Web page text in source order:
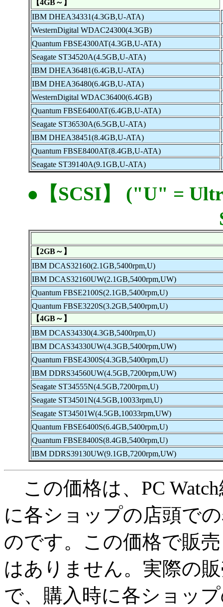
【4GB～】
IBM DHEA34331(4.3GB,U-ATA)
WesternDigital WDAC24300(4.3GB)
Quantum FBSE4300AT(4.3GB,U-ATA)
Seagate ST34520A(4.5GB,U-ATA)
IBM DHEA36481(6.4GB,U-ATA)
IBM DHEA36480(6.4GB,U-ATA)
WesternDigital WDAC36400(6.4GB)
Quantum FBSE6400AT(6.4GB,U-ATA)
Seagate ST36530A(6.5GB,U-ATA)
IBM DHEA38451(8.4GB,U-ATA)
Quantum FBSE8400AT(8.4GB,U-ATA)
Seagate ST39140A(9.1GB,U-ATA)
●【SCSI】 ("U" =
【2GB～】
IBM DCAS32160(2.1GB,5400rpm,U)
IBM DCAS32160UW(2.1GB,5400rpm,UW)
Quantum FBSE2100S(2.1GB,5400rpm,U)
Quantum FBSE3220S(3.2GB,5400rpm,U)
【4GB～】
IBM DCAS34330(4.3GB,5400rpm,U)
IBM DCAS34330UW(4.3GB,5400rpm,UW)
Quantum FBSE4300S(4.3GB,5400rpm,U)
IBM DDRS34560UW(4.5GB,7200rpm,UW)
Seagate ST34555N(4.5GB,7200rpm,U)
Seagate ST34501N(4.5GB,10033rpm,U)
Seagate ST34501W(4.5GB,10033rpm,UW)
Quantum FBSE6400S(6.4GB,5400rpm,U)
Quantum FBSE8400S(8.4GB,5400rpm,U)
IBM DDRS39130UW(9.1GB,7200rpm,UW)
この価格は、PC
に各ショップの店頭で
のです。この価格で販
はありません。実際の
で、購入時に各ショッ